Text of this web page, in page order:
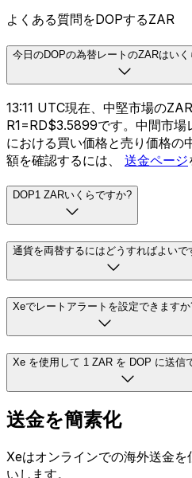
よくある質問をDOPするZAR
今日のDOPの為替レートのZARはい
13:11 UTC現在、中堅市場の
R1=RD$3.5899です。中間市場
における買い価格と売り価格の
額を確認するには、 送金ページ
DOP1 ZARいくらですか?
通貨を両替するにはどうすればよいで
Xeでレートアラートを設定できますか
Xe を使用して 1 ZAR を DOP に送信
送金を簡素化
Xeはオンラインでの海外送金
いします。